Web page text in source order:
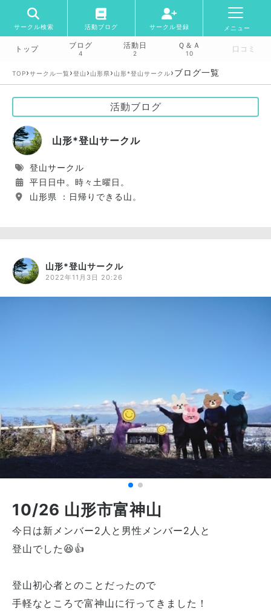
サークル検索 活動ブログ サークル登録 メニュー
トップ ブログ
4
活動日
2
Ｑ＆Ａ
10 口コミ
TOP›サークル一覧 ›登山 ›山形県›山形*登山サークル›ブログ一覧
活動ブログ
山形*登山サークル
登山サークル
平日日中。時々土曜日。
山形県 ：日帰りできる山。
山形*登山サークル
2022年11月3日 20:26
10/26 山形市富神山
今日は新メンバー2人と男性メンバー2人と
登山でした😆👍
登山初心者とのことだったので
手軽なところで富神山に行ってきました！